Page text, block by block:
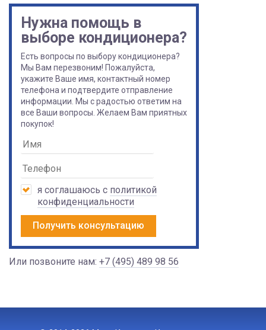
Нужна помощь в
выборе кондиционера?
Есть вопросы по выбору кондиционера?
Мы Вам перезвоним! Пожалуйста,
укажите Ваше имя, контактный номер
телефона и подтвердите отправление
информации. Мы с радостью ответим на
все Ваши вопросы. Желаем Вам приятных
покупок!
я соглашаюсь с политикой
конфиденциальности
Получить консультацию
Или позвоните нам: +7 (495) 489 98 56